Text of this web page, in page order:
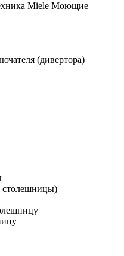
Miele Моющие
(дивертора)
столешницы)